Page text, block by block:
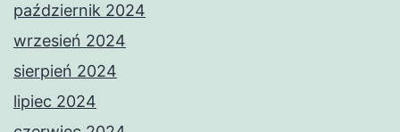
październik 2024
wrzesień 2024
sierpień 2024
lipiec 2024